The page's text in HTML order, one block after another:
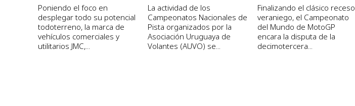
Poniendo el foco en
desplegar todo su potencial
todoterreno, la marca de
vehículos comerciales y
utilitarios JMC,...
La actividad de los
Campeonatos Nacionales de
Pista organizados por la
Asociación Uruguaya de
Volantes (AUVO) se...
Finalizando el clásico receso
veraniego, el Campeonato
del Mundo de MotoGP
encara la disputa de la
decimotercera...